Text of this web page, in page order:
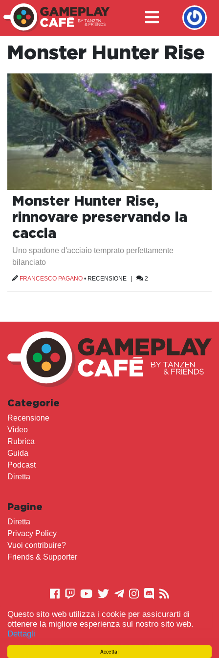
Accetta!
Questo sito web utilizza i cookie per assicurarti di
ottenere la migliore esperienza sul nostro sito web.
Dettagli
Monster Hunter Rise
Monster Hunter Rise,
rinnovare preservando la
caccia
Uno spadone d'acciaio temprato perfettamente
bilanciato
FRANCESCO PAGANO • RECENSIONE 2
Categorie
Recensione
Video
Rubrica
Guida
Podcast
Diretta
Pagine
Diretta
Privacy Policy
Vuoi contribuire?
Friends & Supporter
CONTATTACI
© 2021 Gameplay.Cafe made with Scemo chi Legge-
#TeamBidet